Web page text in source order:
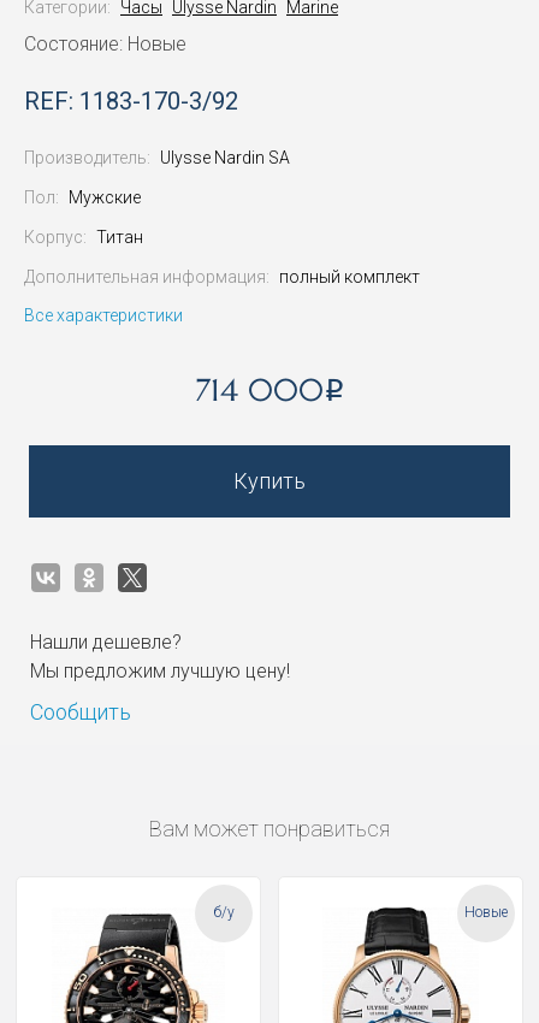
Категории: Часы Ulysse Nardin Marine
Состояние: Новые
REF: 1183-170-3/92
Производитель: Ulysse Nardin SA
Пол: Мужские
Корпус: Титан
Дополнительная информация:
полный комплект
Все характеристики
714 000i
Купить
Нашли дешевле?
Мы предложим лучшую цену!
Сообщить
Вам может понравиться
б/у Новые